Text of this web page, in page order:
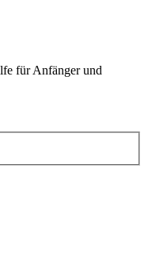
für Anfänger und